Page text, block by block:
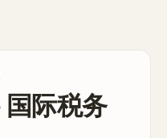
际税务